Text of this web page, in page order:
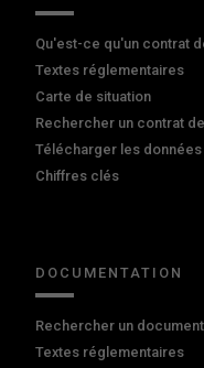
Qu'est-ce qu'un contrat
Textes réglementaires
Carte de situation
Rechercher un contrat
Télécharger les
Chiffres clés
DOCUMENTATION
Rechercher un document
Textes réglementaires